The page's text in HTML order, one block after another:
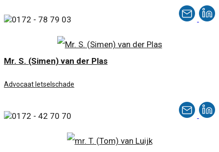
0172 - 78 79 03
Mr. S. (Simen) van der Plas
Advocaat letselschade
0172 - 42 70 70